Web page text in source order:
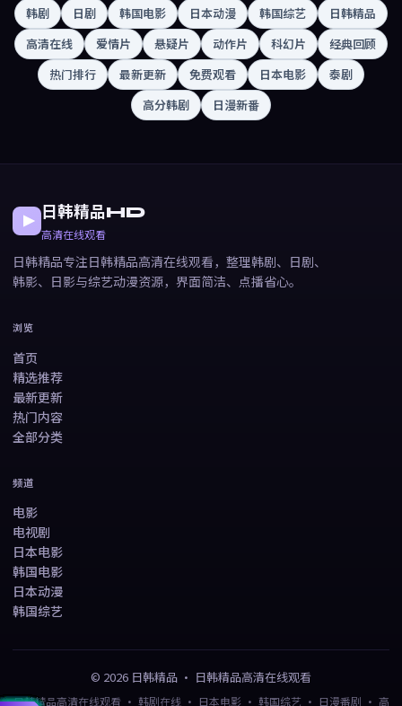
韩剧 日剧 韩国电影 日本动漫 韩国综艺
日韩精品
高清在线
爱情片 悬疑片 动作片 科幻片
经典回顾
热门排行
最新更新 免费观看 日本电影
泰剧
高分韩剧
日漫新番
日韩精品HD
高清在线观看
日韩精品专注日韩精品高清在线观看，整理韩剧、日剧、
韩影、日影与综艺动漫资源，界面简洁、点播省心。
浏览
首页
精选推荐
最新更新
热门内容
全部分类
频道
电影
电视剧
日本电影
韩国电影
日本动漫
韩国综艺
© 2026 日韩精品 · 日韩精品高清在线观看
日韩精品高清在线观看 · 韩剧在线 · 日本电影 · 韩国综艺 · 日漫番剧 · 高